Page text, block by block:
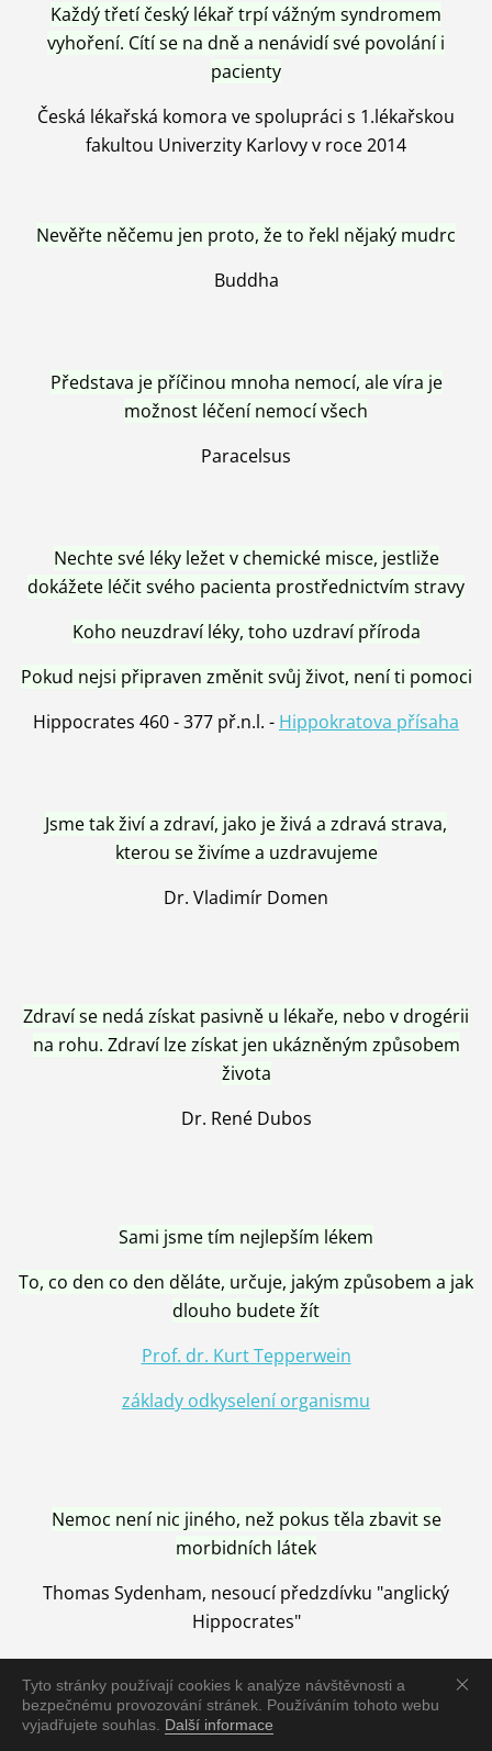
Tyto stránky používají cookies k analýze návštěvnosti a
bezpečnému provozování stránek. Používáním tohoto webu
vyjadřujete souhlas. Další informace
Každý třetí český lékař trpí vážným syndromem
vyhoření. Cítí se na dně a nenávidí své povolání i
pacienty
Česká lékařská komora ve spolupráci s 1.lékařskou
fakultou Univerzity Karlovy v roce 2014
Nevěřte něčemu jen proto, že to řekl nějaký mudrc
Buddha
Představa je příčinou mnoha nemocí, ale víra je
možnost léčení nemocí všech
Paracelsus
Nechte své léky ležet v chemické misce, jestliže
dokážete léčit svého pacienta prostřednictvím stravy
Koho neuzdraví léky, toho uzdraví příroda
Pokud nejsi připraven změnit svůj život, není ti pomoci
Hippocrates 460 - 377 př.n.l. - Hippokratova přísaha
Jsme tak živí a zdraví, jako je živá a zdravá strava,
kterou se živíme a uzdravujeme
Dr. Vladimír Domen
Zdraví se nedá získat pasivně u lékaře, nebo v drogérii
na rohu. Zdraví lze získat jen ukázněným způsobem
života
Dr. René Dubos
Sami jsme tím nejlepším lékem
To, co den co den děláte, určuje, jakým způsobem a jak
dlouho budete žít
Prof. dr. Kurt Tepperwein
základy odkyselení organismu
Nemoc není nic jiného, než pokus těla zbavit se
morbidních látek
Thomas Sydenham, nesoucí předzdívku "anglický
Hippocrates"
Nemoc je vyléčena jen pomocí Přírody, neutralizací a